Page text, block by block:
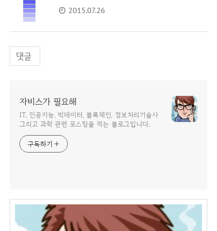
2015.07.26
댓글
자비스가 필요해
IT, 인공지능, 빅데이터, 블록체인, 정보처리기술사
그리고 과학 관련 포스팅을 적는 블로그입니다.
구독하기